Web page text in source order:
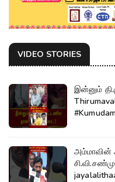
VIDEO STORIES
இன்னும்
அம்மாவின்